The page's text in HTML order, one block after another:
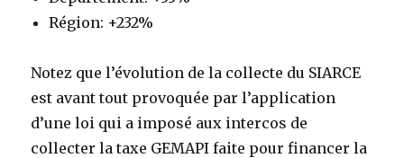
Région: +232%
Notez que l’évolution de la collecte du SIARCE
est avant tout provoquée par l’application
d’une loi qui a imposé aux intercos de
collecter la taxe GEMAPI faite pour financer la